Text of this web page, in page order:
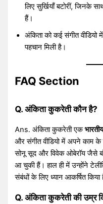
लिए सुर्खियाँ बटोरीं, जिनके
हैं।
अंकिता को कई संगीत
पहचान मिली है।
FAQ Section
Q. अंकिता कुकरेती कौन है?
Ans. अंकिता कुकरेती एक
और संगीत वीडियो में अपने काम
सोनू सूद और विवेक ओबेरॉय जैसे
आ चुकी हैं। हाल ही में उन्होंने
संबंधों के लिए ध्यान आकर्षित किया
Q. अंकिता कुकरेती की उम्र